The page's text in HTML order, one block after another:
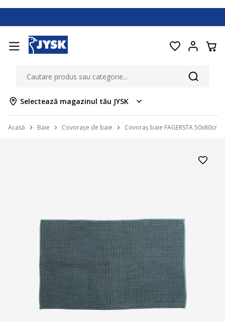
Selectează magazinul tău JYSK
Acasă Baie Covorașe de baie Covoraș baie FAGERSTA 50x80cm